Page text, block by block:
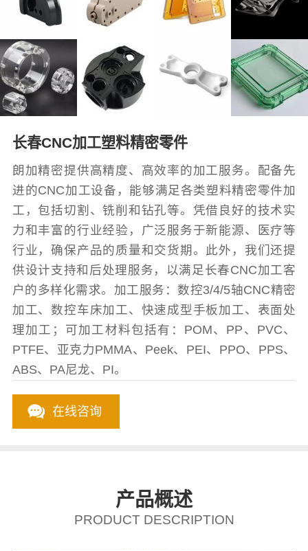
长春CNC加工塑料精密零件
朗加精密提供高精度、高效率的加工服务。配备先
进的CNC加工设备，能够满足各类塑料精密零件加
工，包括切割、铣削和钻孔等。凭借良好的技术实
力和丰富的行业经验，广泛服务于新能源、医疗等
行业，确保产品的质量和交货期。此外，我们还提
供设计支持和后处理服务，以满足长春CNC加工客
户的多样化需求。加工服务：数控3/4/5轴CNC精密
加工、数控车床加工、快速成型手板加工、表面处
理加工；可加工材料包括有：POM、PP、PVC、
PTFE、亚克力PMMA、Peek、PEI、PPO、PPS、
ABS、PA尼龙、PI。
在线咨询
产品概述
PRODUCT DESCRIPTION